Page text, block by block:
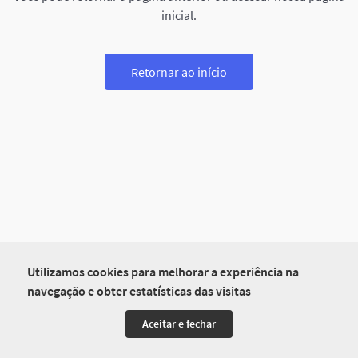
Utilizamos cookies para melhorar a experiência na
navegação e obter estatísticas das visitas
Aceitar e fechar
inicial.
Retornar ao início